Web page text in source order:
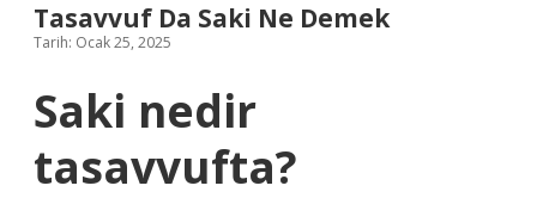
Tasavvuf Da Saki Ne Demek
Tarih: Ocak 25, 2025
Saki nedir
tasavvufta?